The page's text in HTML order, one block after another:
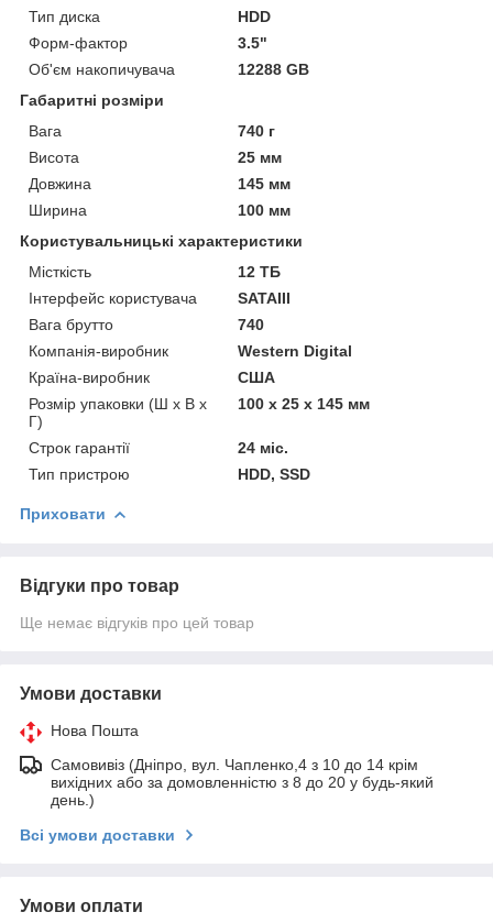
Тип диска
HDD
Форм-фактор
3.5"
Об'єм накопичувача
12288 GB
Габаритні розміри
Вага
740 г
Висота
25 мм
Довжина
145 мм
Ширина
100 мм
Користувальницькі характеристики
Місткість
12 ТБ
Інтерфейс користувача
SATAIII
Вага брутто
740
Компанія-виробник
Western Digital
Країна-виробник
США
Розмір упаковки (Ш х В х
Г)
100 x 25 x 145 мм
Строк гарантії
24 міс.
Тип пристрою
HDD, SSD
Приховати
Відгуки про товар
Ще немає відгуків про цей товар
Умови доставки
Нова Пошта
Самовивіз (Дніпро, вул. Чапленко,4 з 10 до 14 крім
вихідних або за домовленністю з 8 до 20 у будь-який
день.)
Всі умови доставки
Умови оплати